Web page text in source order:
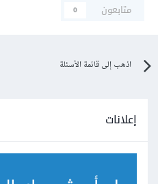
متابعون
0
اذهب إلى قائمة الأسئلة
إعلانات